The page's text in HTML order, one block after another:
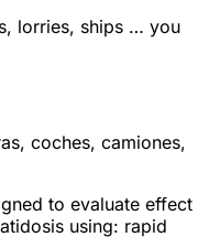
lorries, ships … you
coches, camiones,
to evaluate effect
using: rapid